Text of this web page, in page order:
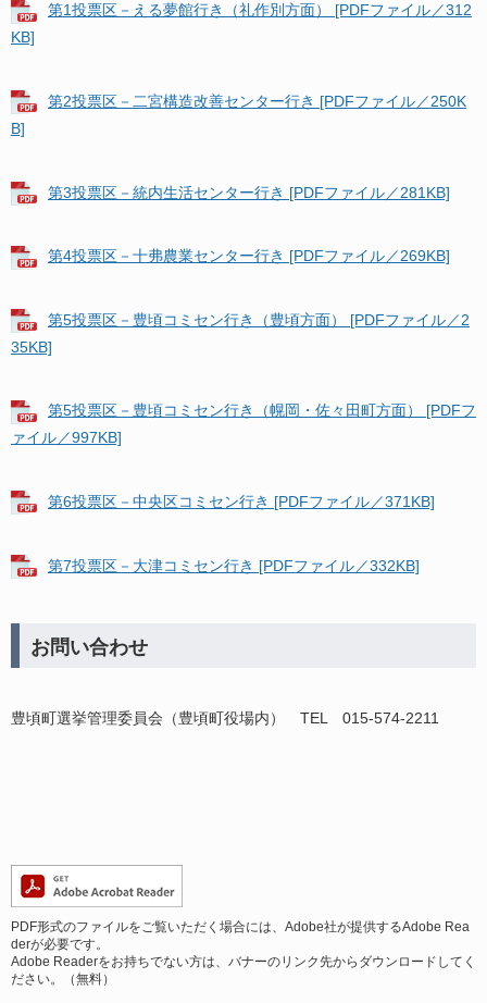
第1投票区－える夢館行き（礼作別方面） [PDFファイル／312
KB]
第2投票区－二宮構造改善センター行き [PDFファイル／250K
B]
第3投票区－統内生活センター行き [PDFファイル／281KB]
第4投票区－十弗農業センター行き [PDFファイル／269KB]
第5投票区－豊頃コミセン行き（豊頃方面） [PDFファイル／2
35KB]
第5投票区－豊頃コミセン行き（幌岡・佐々田町方面） [PDFフ
ァイル／997KB]
第6投票区－中央区コミセン行き [PDFファイル／371KB]
第7投票区－大津コミセン行き [PDFファイル／332KB]
お問い合わせ
豊頃町選挙管理委員会（豊頃町役場内） TEL 015-574-2211
PDF形式のファイルをご覧いただく場合には、Adobe社が提供するAdobe Rea
derが必要です。
Adobe Readerをお持ちでない方は、バナーのリンク先からダウンロードしてく
ださい。（無料）